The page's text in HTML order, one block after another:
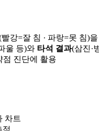
강=잘 침 · 파랑=못 침)을
울 등)와 타석 결과(삼진·
점 진단에 활용
차트
적